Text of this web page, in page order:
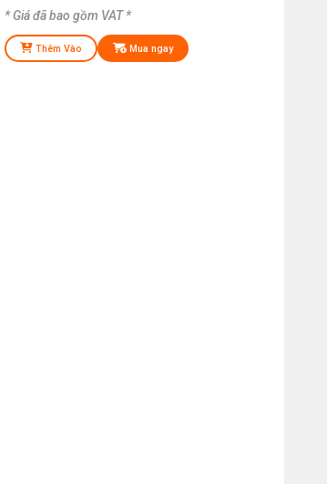
* Giá đã bao gồm VAT *
Thêm Vào Mua ngay